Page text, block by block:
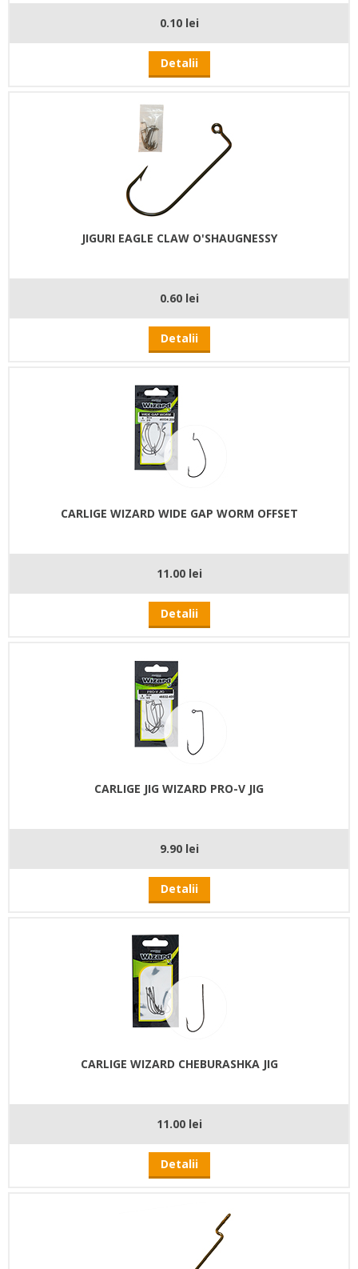
0.10 lei
Detalii
JIGURI EAGLE CLAW O'SHAUGNESSY
0.60 lei
Detalii
CARLIGE WIZARD WIDE GAP WORM OFFSET
11.00 lei
Detalii
CARLIGE JIG WIZARD PRO-V JIG
9.90 lei
Detalii
CARLIGE WIZARD CHEBURASHKA JIG
11.00 lei
Detalii